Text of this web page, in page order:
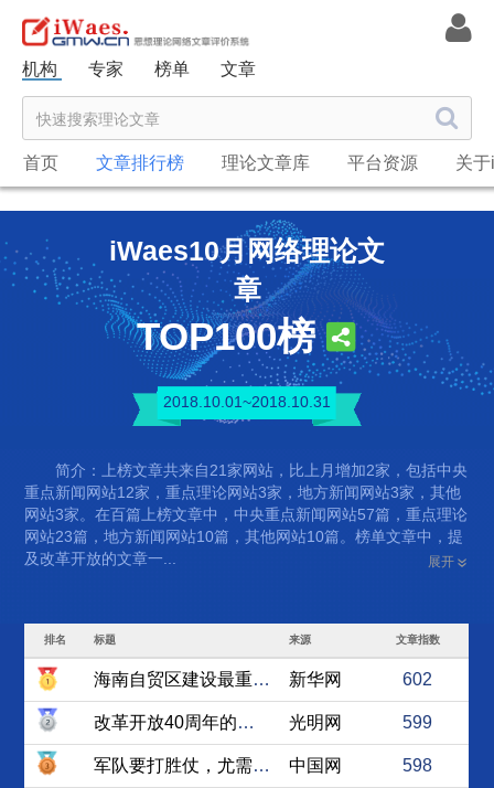
机构 专家 榜单 文章
首页 文章排行榜 理论文章库 平台资源 关
iWaes10月网络理论文
章
TOP100榜
2018.10.01~2018.10.31
简介：上榜文章共来自21家网站，比上月增加2家，包括中央
重点新闻网站12家，重点理论网站3家，地方新闻网站3家，其他
网站3家。在百篇上榜文章中，中央重点新闻网站57篇，重点理论
网站23篇，地方新闻网站10篇，其他网站10篇。榜单文章中，提
及改革开放的文章一...
展开
排名 标题 来源 文章指数
海南自贸区建设最重要的几件事 新华网 602
改革开放40周年的宝贵经验... 光明网 599
军队要打胜仗，尤需加强联合... 中国网 598